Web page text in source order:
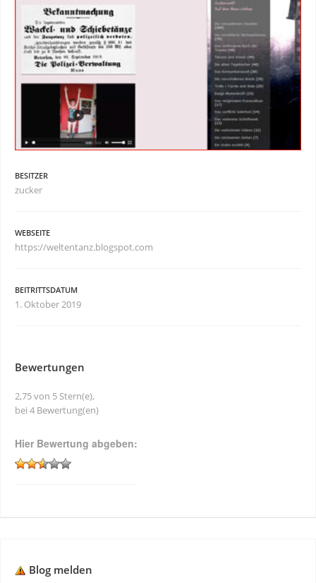
BESITZER
zucker
WEBSEITE
https://weltentanz.blogspot.com
BEITRITTSDATUM
1. Oktober 2019
Bewertungen
2,75 von 5 Stern(e),
bei 4 Bewertung(en)
Hier Bewertung abgeben:
Blog melden